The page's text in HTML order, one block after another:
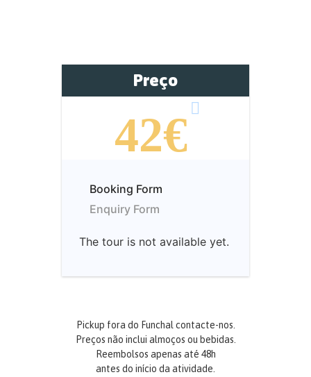
Preço
42€
Booking Form
Enquiry Form
The tour is not available yet.
Pickup fora do Funchal contacte-nos.
Preços não inclui almoços ou bebidas.
Reembolsos apenas até 48h
antes do início da atividade.